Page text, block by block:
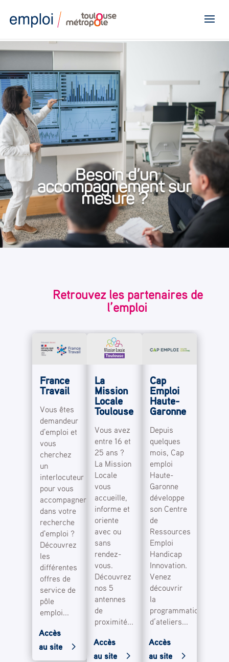
Besoin d’un
accompagnement sur
mesure ?
Retrouvez les partenaires de
l’emploi
France
Travail
Vous êtes
demandeur
d'emploi et
vous
cherchez
un
interlocuteur
pour vous
accompagner
dans votre
recherche
d'emploi ?
Découvrez
les
différentes
offres de
service de
pôle
emploi...
Accès
au site
La
Mission
Locale
Toulouse
Vous avez
entre 16 et
25 ans ?
La Mission
Locale
vous
accueille,
informe et
oriente
avec ou
sans
rendez-
vous.
Découvrez
nos 5
antennes
de
proximité...
Accès
au site
Cap
Emploi
Haute-
Garonne
Depuis
quelques
mois, Cap
emploi
Haute-
Garonne
développe
son Centre
de
Ressources
Emploi
Handicap
Innovation.
Venez
découvrir
la
programmation
d’ateliers...
Accès
au site